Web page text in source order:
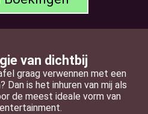
van dichtbij
graag verwennen met een
Dan is het inhuren van mij als
de meest ideale vorm van